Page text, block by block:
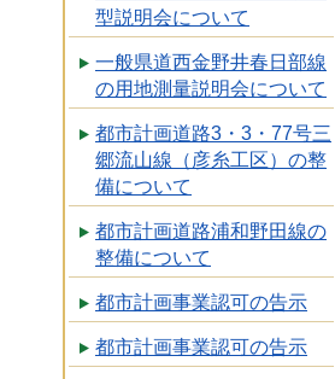
型説明会について
一般県道西金野井春日部線
の用地測量説明会について
都市計画道路3・3・77号三
郷流山線（彦糸工区）の整
備について
都市計画道路浦和野田線の
整備について
都市計画事業認可の告示
都市計画事業認可の告示